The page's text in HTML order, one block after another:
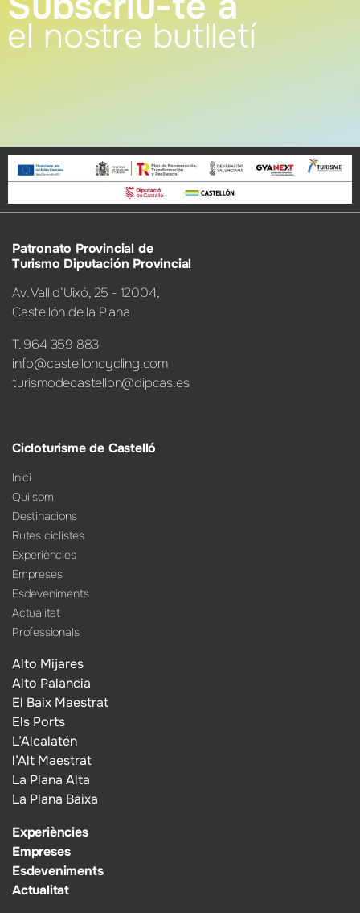
el nostre butlletí
Patronato Provincial de
Turismo Diputación Provincial
Av. Vall d’Uixó, 25 - 12004,
Castellón de la Plana
T. 964 359 883
info@castelloncycling.com
turismodecastellon@dipcas.es
Cicloturisme de Castelló
Inici
Qui som
Destinacions
Rutes ciclistes
Experiències
Empreses
Esdeveniments
Actualitat
Professionals
Alto Mijares
Alto Palancia
El Baix Maestrat
Els Ports
L’Alcalatén
l’Alt Maestrat
La Plana Alta
La Plana Baixa
Experiències
Empreses
Esdeveniments
Actualitat